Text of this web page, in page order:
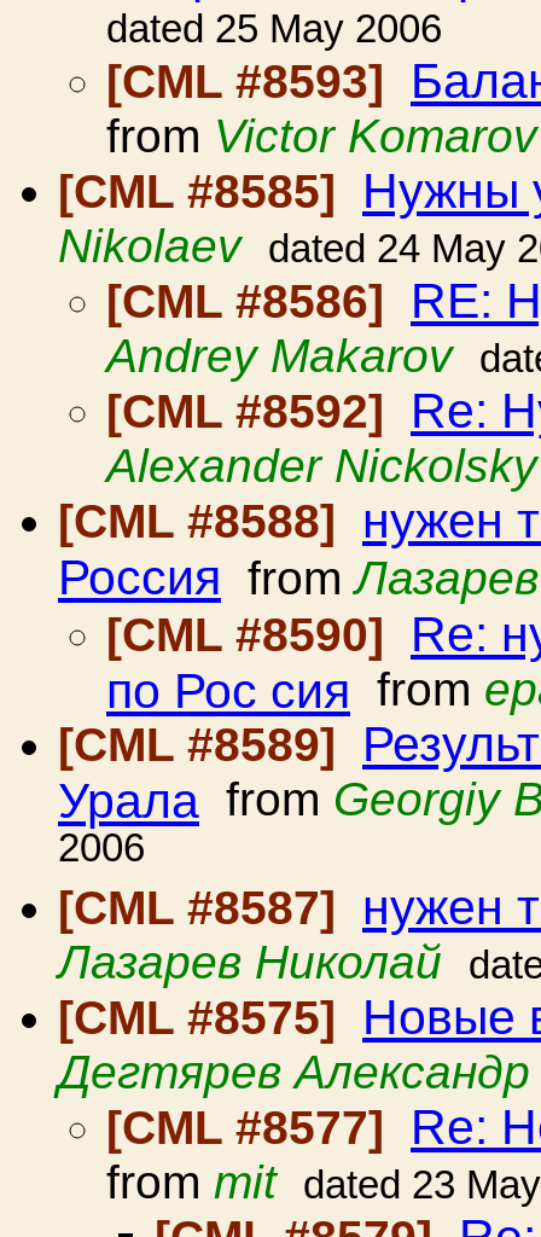
dated 25 May 2006
[CML #8593]
from Victor Komarov
[CML #8585]
Нужны
Nikolaev dated 24 May
[CML #8586] RE:
Andrey Makarov
[CML #8592] Re:
Alexander Nickolsky
[CML #8588]
нужен
Россия from
[CML #8590]
Re:
по Рос сия from
[CML #8589]
Урала from Georgiy
2006
[CML #8587]
нужен
Лазарев Николай
[CML #8575] Новые
Дегтярев Александр
[CML #8577]
Re:
from mit dated 23